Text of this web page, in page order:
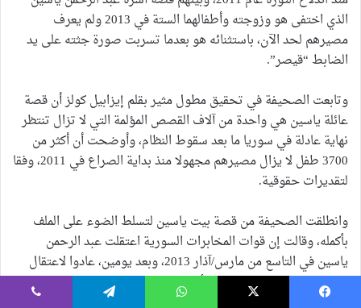
الذي اختفى هو وزوجته وأطفالهما الستة في 2013 ولم يعرف
مصيرهم لحد الآن، باستثنائه هو بعدما تسربت صورة جثته على يد
الضابط “قيصر”.
وتابعت الصحيفة في تحقيق مطول مثير بقلم إيزابيل كولز أن قصة
عائلة ياسين هي واحدة من آلاف القصص المؤلمة التي لا تزال تنتظر
نهاية عادلة في سوريا ما بعد سقوط النظام، وأوضحت أن أكثر من
3700 طفل لا يزال مصيرهم مجهولا منذ بداية الصراع في 2011، وفقا
لتقديرات حقوقية.
وانطلقت الصحيفة من قصة بيت ياسين لتسلط الضوء على الملف
بأكمله، وقالت إن قوات المخابرات السورية اعتقلت عبد الرحمن
ياسين في التاسع من مارس/آذار 2013، وبعد يومين، عادوا لاعتقال
زوجته رانيا العباسي، طبيبة الأسنان وبطلة سوريا في الشطرنج،
وأطفالها الستة الذين تراوحت أعمارهم بين عام و14 عاما.